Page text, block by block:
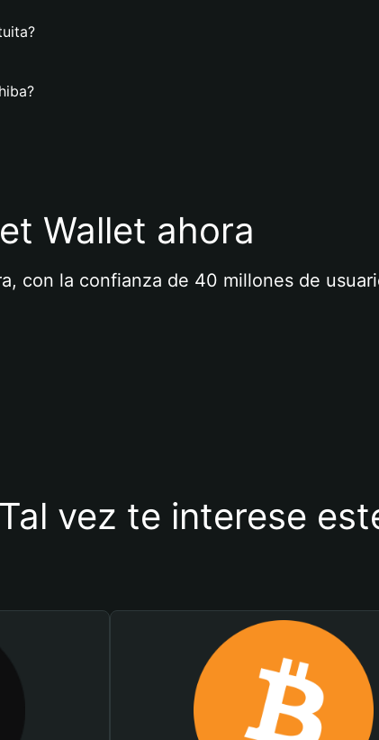
Wallet ahora
con la confianza de 40 millones de
Tal vez te interese